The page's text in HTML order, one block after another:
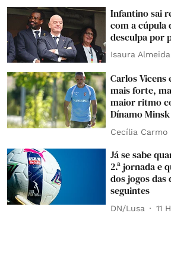
Infantino sai
com a cúpula
desculpa por
Isaura Almeida
Carlos Vicens
mais forte,
maior ritmo
Dínamo Minsk
Cecília Carmo
Já se sabe
2.ª jornada e
dos jogos das
seguintes
DN/Lusa 11